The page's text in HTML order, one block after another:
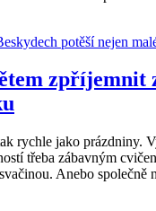
zpříjemnit
rychle jako prázdniny.
třeba zábavným
Anebo společně